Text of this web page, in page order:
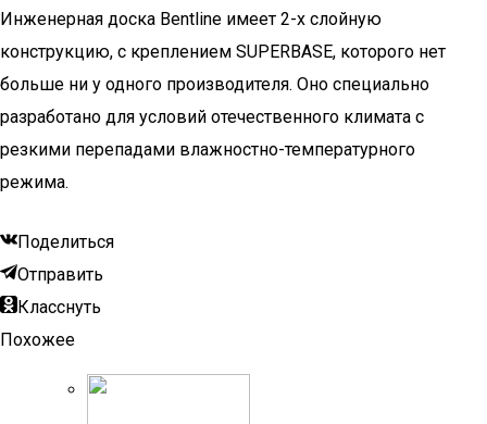
Инженерная доска Bentline имеет 2-х слойную
конструкцию, c креплением SUPERBASE, которого нет
больше ни у одного производителя. Оно специально
разработано для условий отечественного климата с
резкими перепадами влажностно-температурного
режима.
Поделиться
Отправить
Класснуть
Похожее